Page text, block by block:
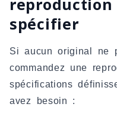
spécifier
Si aucun original ne
commandez une
spécifications
avez besoin :